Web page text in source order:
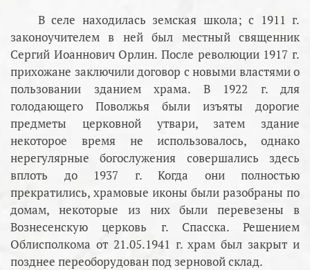
В селе находилась земская школа; с 1911 г.
законоучителем в ней был местный священник
Сергий Иоаннович Орлин. После революции 1917 г.
прихожане заключили договор с новыми властями о
пользовании зданием храма. В 1922 г. для
голодающего Поволжья были изъяты дорогие
предметы церковной утвари, затем здание
некоторое время не использовалось, однако
нерегулярные богослужения совершались здесь
вплоть до 1937 г. Когда они полностью
прекратились, храмовые иконы были разобраны по
домам, некоторые из них были перевезены в
Вознесенскую церковь г. Спасска. Решением
Облисполкома от 21.05.1941 г. храм был закрыт и
позднее переоборудован под зерновой склад.